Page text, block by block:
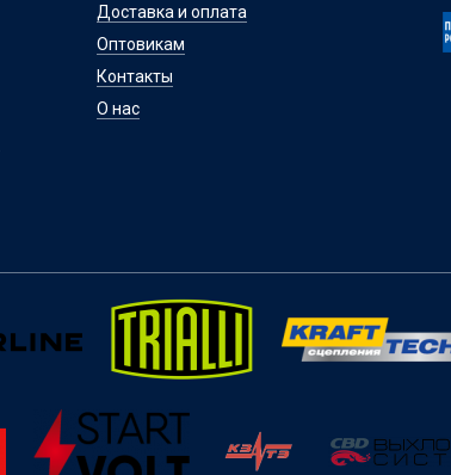
Доставка и оплата
Оптовикам
Контакты
О нас